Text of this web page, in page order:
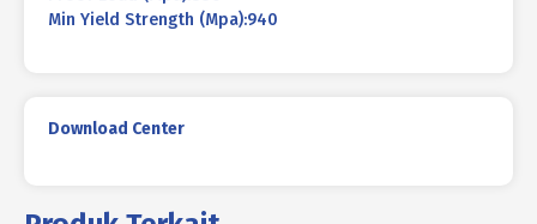
Min Yield Strength (Mpa):940
Download Center